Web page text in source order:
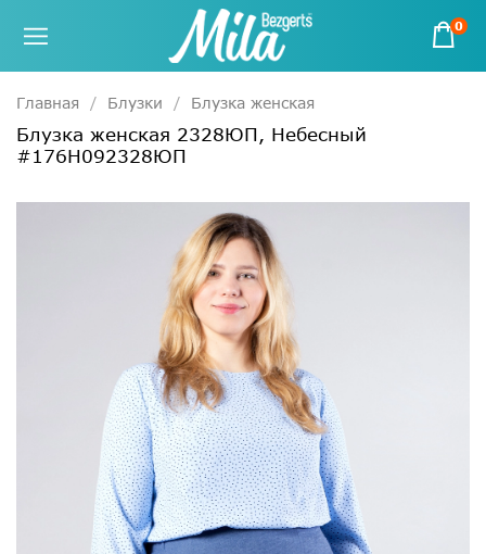
0
Главная Блузки Блузка женская
Блузка женская 2328ЮП, Небесный
#176Н092328ЮП